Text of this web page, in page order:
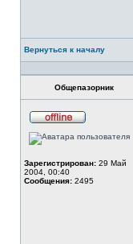
Вернуться к началу
Общепазорник
в
Зарегистрирован: 29 Май
2004, 00:40
Сообщения: 2495